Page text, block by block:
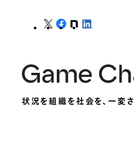
状況を組織を社会を、一変さ